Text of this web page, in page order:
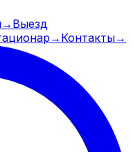
→ Выезд
→ Контакты→